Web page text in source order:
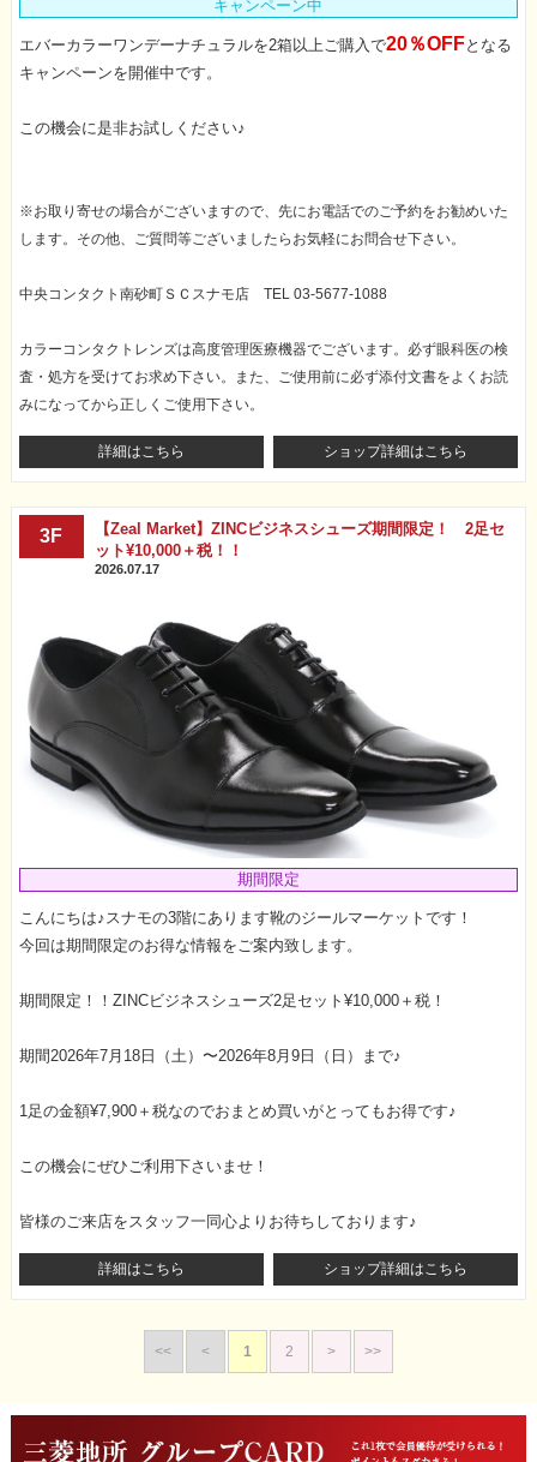
キャンペーン中
エバーカラーワンデーナチュラルを2箱以上ご購入で20％OFFとなる
キャンペーンを開催中です。
この機会に是非お試しください♪
※お取り寄せの場合がございますので、先にお電話でのご予約をお勧めいた
します。その他、ご質問等ございましたらお気軽にお問合せ下さい。
中央コンタクト南砂町ＳＣスナモ店 TEL 03-5677-1088
カラーコンタクトレンズは高度管理医療機器でございます。必ず眼科医の検
査・処方を受けてお求め下さい。また、ご使用前に必ず添付文書をよくお読
みになってから正しくご使用下さい。
詳細はこちら ショップ詳細はこちら
3F
【Zeal Market】ZINCビジネスシューズ期間限定！ 2足セ
ット¥10,000＋税！！
2026.07.17
期間限定
こんにちは♪スナモの3階にあります靴のジールマーケットです！
今回は期間限定のお得な情報をご案内致します。
期間限定！！ZINCビジネスシューズ2足セット¥10,000＋税！
期間2026年7月18日（土）〜2026年8月9日（日）まで♪
1足の金額¥7,900＋税なのでおまとめ買いがとってもお得です♪
この機会にぜひご利用下さいませ！
皆様のご来店をスタッフ一同心よりお待ちしております♪
詳細はこちら ショップ詳細はこちら
<< < 1 2 > >>